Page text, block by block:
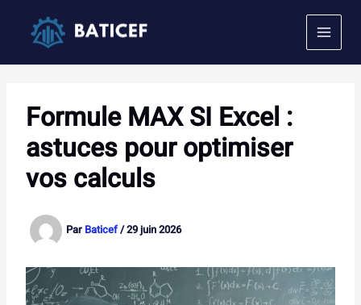
contenu
Formule MAX SI Excel :
astuces pour optimiser
vos calculs
Par Baticef/29 juin 2026